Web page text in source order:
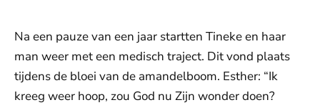
Na een pauze van een jaar startten Tineke en haar
man weer met een medisch traject. Dit vond plaats
tijdens de bloei van de amandelboom. Esther: “Ik
kreeg weer hoop, zou God nu Zijn wonder doen?